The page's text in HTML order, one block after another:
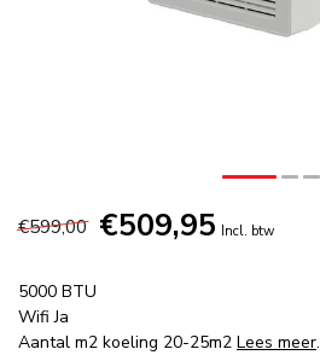
€599,00 €509,95 Incl. btw
5000 BTU
Wifi Ja
Aantal m2 koeling 20-25m2 Lees meer.